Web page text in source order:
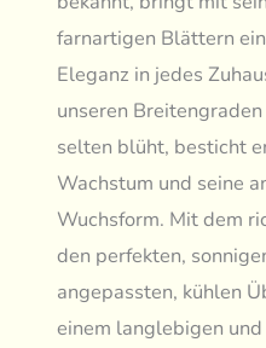
farnartigen Blättern
Eleganz in jedes
unseren
selten blüht, besticht
Wachstum und seine
Wuchsform. Mit dem
den perfekten,
angepassten, kühlen
einem langlebigen